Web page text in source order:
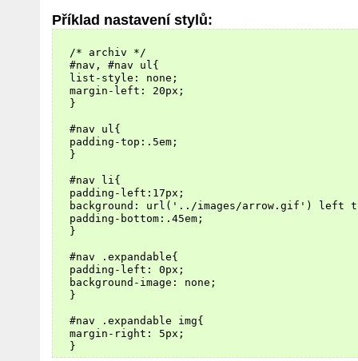
Příklad nastavení stylů:
  /* archiv */
  #nav, #nav ul{
  list-style: none;
  margin-left: 20px;
  }
  #nav ul{
  padding-top:.5em;
  }
  #nav li{
  padding-left:17px;
background: url('../images/arrow.gif') left
  padding-bottom:.45em;
  }
  #nav .expandable{
  padding-left: 0px;
  background-image: none;
  }
  #nav .expandable img{
  margin-right: 5px;